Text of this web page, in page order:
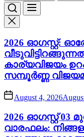
2026 ഓഗസ്റ്റ്:
കാര്യവിജയം
സമ്പൂർണ്ണ
August 4, 2026
2026 ഓഗസ്റ്റ്
വാരഫലം: